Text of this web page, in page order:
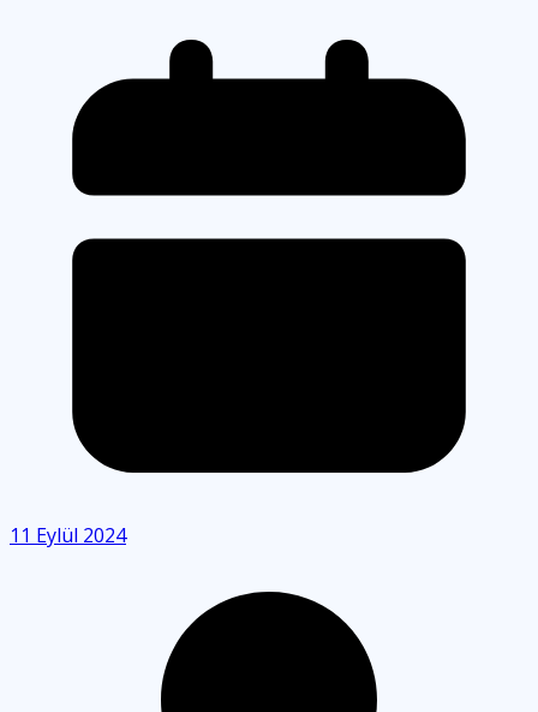
11 Eylül 2024